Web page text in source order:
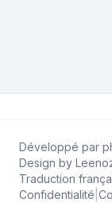
Développé par
Design by
Traduction
Confidentialité